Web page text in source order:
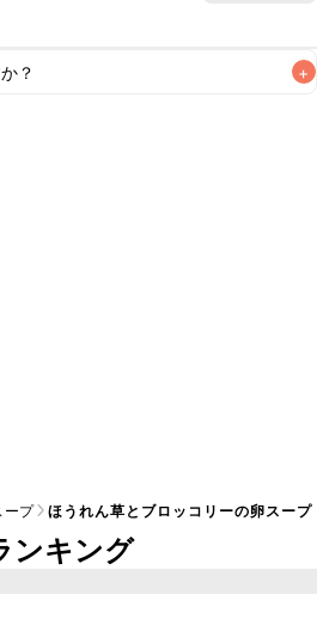
？ +
目安です。なるべくお早めにお召
ープ ほうれん草とブロッコリーの卵スープ
ンキング